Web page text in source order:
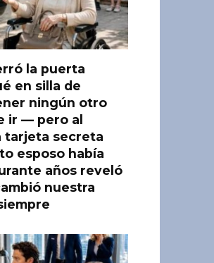
la puerta
en silla de
ningún otro
ir — pero al
tarjeta secreta
esposo había
años reveló
nuestra